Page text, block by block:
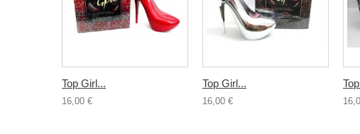
Top Girl...
16,00 €
Top Girl...
16,00 €